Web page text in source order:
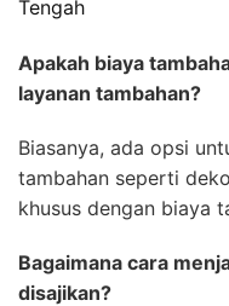
Tengah
Apakah biaya
layanan tambahan?
Biasanya, ada opsi
tambahan seperti
khusus dengan biaya
Bagaimana cara
disajikan?